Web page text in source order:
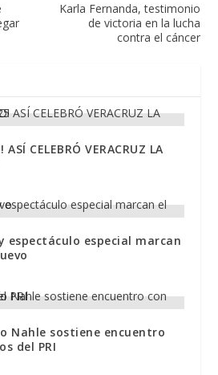
Karla Fernanda, testimonio
de victoria en la lucha
contra el cáncer
ASÍ CELEBRÓ VERACRUZ LA
espectáculo especial marcan
Nahle sostiene encuentro
del PRI